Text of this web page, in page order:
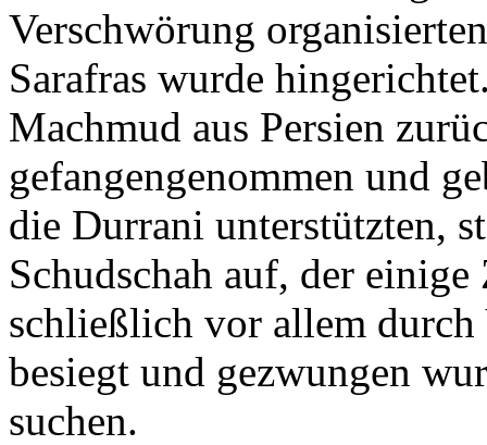
Verschwörung
Sarafras wurde
Machmud aus Persien
gefangengenommen und
die Durrani unterstützten,
Schudschah auf, der
schließlich vor allem durch
besiegt und gezwungen
suchen.